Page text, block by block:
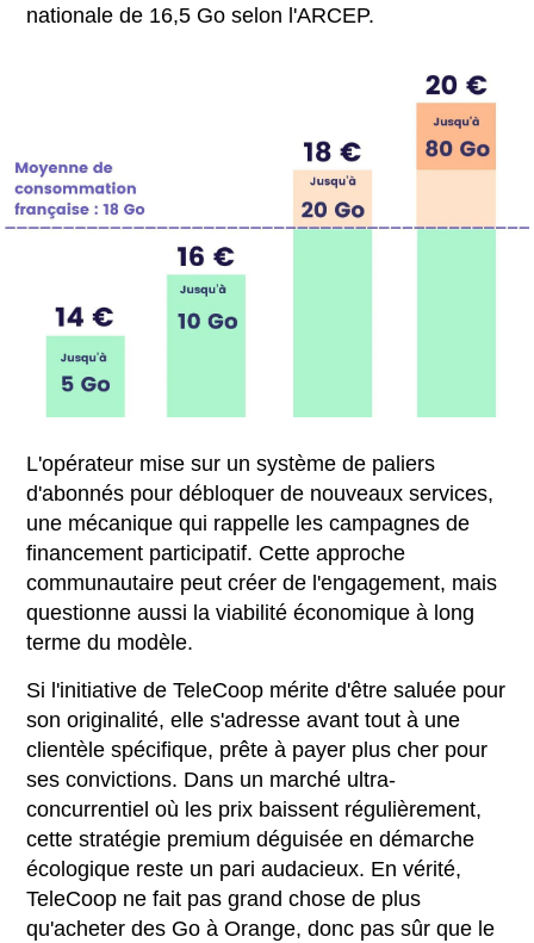
nationale de 16,5 Go selon l'ARCEP.
L'opérateur mise sur un système de paliers
d'abonnés pour débloquer de nouveaux services,
une mécanique qui rappelle les campagnes de
financement participatif. Cette approche
communautaire peut créer de l'engagement, mais
questionne aussi la viabilité économique à long
terme du modèle.
Si l'initiative de TeleCoop mérite d'être saluée pour
son originalité, elle s'adresse avant tout à une
clientèle spécifique, prête à payer plus cher pour
ses convictions. Dans un marché ultra-
concurrentiel où les prix baissent régulièrement,
cette stratégie premium déguisée en démarche
écologique reste un pari audacieux. En vérité,
TeleCoop ne fait pas grand chose de plus
qu'acheter des Go à Orange, donc pas sûr que le